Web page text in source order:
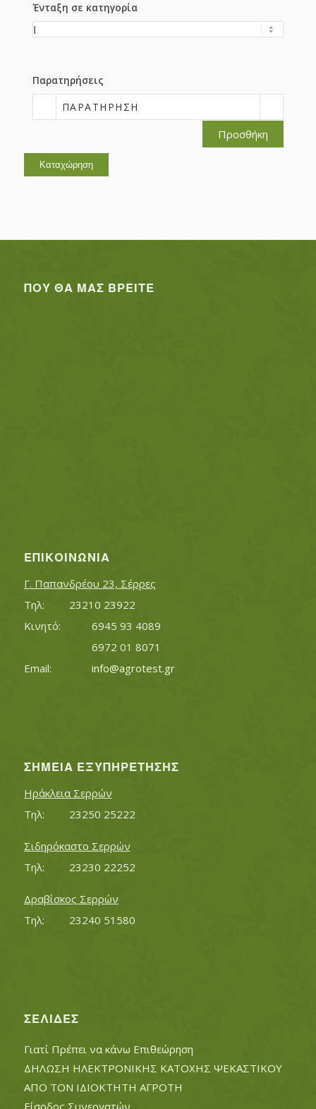
Ένταξη σε κατηγορία
Παρατηρήσεις
ΠΑΡΑΤΉΡΗΣΗ
Προσθήκη
ΠΟΥ ΘΑ ΜΑΣ ΒΡΕΊΤΕ
ΕΠΙΚΟΙΝΩΝΊΑ
Γ. Παπανδρέου 23, Σέρρες
Τηλ:		23210 23922
Κινητό:		6945 93 4089
			6972 01 8071
info@agrotest.gr
ΣΗΜΕΊΑ ΕΞΥΠΗΡΈΤΗΣΗΣ
Ηράκλεια Σερρών
Τηλ:		23250 25222
Σιδηρόκαστο Σερρών
Τηλ:		23230 22252
Δραβίσκος Σερρών
Τηλ:		23240 51580
ΣΕΛΊΔΕΣ
Γιατί Πρέπει να κάνω Επιθεώρηση
ΔΗΛΩΣΗ ΗΛΕΚΤΡΟΝΙΚΗΣ ΚΑΤΟΧΗΣ ΨΕΚΑΣΤΙΚΟΥ
ΑΠΟ ΤΟΝ ΙΔΙΟΚΤΗΤΗ ΑΓΡΟΤΗ